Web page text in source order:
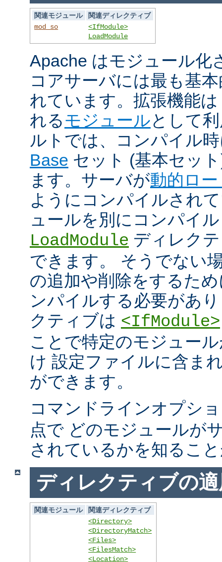
関連モジュール
関連ディレクティブ
mod_so
<IfModule>
LoadModule
Apache はモジュール化
コアサーバには最も基
れています。拡張機能
れるモジュールとして
ルトでは、コンパイル
Base セット (基本セッ
ます。サーバが動的ロ
ようにコンパイルされ
ュールを別にコンパイ
LoadModule ディレク
できます。 そうでない
の追加や削除をするた
ンパイルする必要があ
クティブは <IfModule>
ことで特定のモジュー
け 設定ファイルに含ま
ができます。
コマンドラインオプシ
点で どのモジュールが
されているかを知るこ
ディレクティブの
関連モジュール
関連ディレクティブ
<Directory>
<DirectoryMatch>
<Files>
<FilesMatch>
<Location>